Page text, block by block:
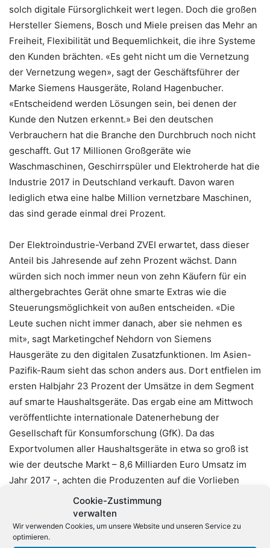
Cookie-Zustimmung
verwalten
Wir verwenden Cookies, um unsere Website und unseren Service zu
optimieren.
solch digitale Fürsorglichkeit wert legen. Doch die großen
Hersteller Siemens, Bosch und Miele preisen das Mehr an
Freiheit, Flexibilität und Bequemlichkeit, die ihre Systeme
den Kunden brächten. «Es geht nicht um die Vernetzung
der Vernetzung wegen», sagt der Geschäftsführer der
Marke Siemens Hausgeräte, Roland Hagenbucher.
«Entscheidend werden Lösungen sein, bei denen der
Kunde den Nutzen erkennt.» Bei den deutschen
Verbrauchern hat die Branche den Durchbruch noch nicht
geschafft. Gut 17 Millionen Großgeräte wie
Waschmaschinen, Geschirrspüler und Elektroherde hat die
Industrie 2017 in Deutschland verkauft. Davon waren
lediglich etwa eine halbe Million vernetzbare Maschinen,
das sind gerade einmal drei Prozent.
Der Elektroindustrie-Verband ZVEI erwartet, dass dieser
Anteil bis Jahresende auf zehn Prozent wächst. Dann
würden sich noch immer neun von zehn Käufern für ein
althergebrachtes Gerät ohne smarte Extras wie die
Steuerungsmöglichkeit von außen entscheiden. «Die
Leute suchen nicht immer danach, aber sie nehmen es
mit», sagt Marketingchef Nehdorn von Siemens
Hausgeräte zu den digitalen Zusatzfunktionen. Im Asien-
Pazifik-Raum sieht das schon anders aus. Dort entfielen im
ersten Halbjahr 23 Prozent der Umsätze in dem Segment
auf smarte Haushaltsgeräte. Das ergab eine am Mittwoch
veröffentlichte internationale Datenerhebung der
Gesellschaft für Konsumforschung (GfK). Da das
Exportvolumen aller Haushaltsgeräte in etwa so groß ist
wie der deutsche Markt – 8,6 Milliarden Euro Umsatz im
Jahr 2017 -, achten die Produzenten auf die Vorlieben
ihrer Kunden im Ausland. Als problematisch erweist sich
nach wie vor, dass jeder Hersteller beim vernetzten
Zuhause seine eigenes System durchsetzen will. Mit einer
App von Miele kann man keine Siemens-Spülmaschine